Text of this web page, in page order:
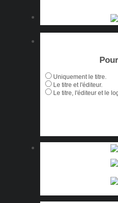
Uniquement le titre.
Le titre et l'éditeur.
Le titre, l'éditeur et le